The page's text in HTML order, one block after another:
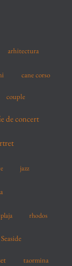
arhitectura
cane corso
couple
de concert
jazz
plaja rhodos
Seaside
taormina